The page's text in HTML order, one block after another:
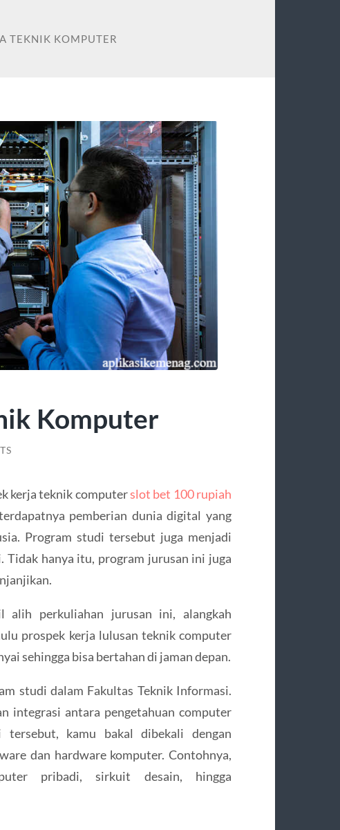
TEKNIK KOMPUTER
Komputer
kerja teknik computerslot bet 100 rupiah
pemberian dunia digital yang
Program studi tersebut juga menjadi
hanya itu, program jurusan ini juga
alih perkuliahan jurusan ini, alangkah
prospek kerja lulusan teknik computer
sehingga bisa bertahan di jaman depan.
studi dalam Fakultas Teknik Informasi.
integrasi antara pengetahuan computer
kamu bakal dibekali dengan
dan hardware komputer. Contohnya,
pribadi, sirkuit desain, hingga